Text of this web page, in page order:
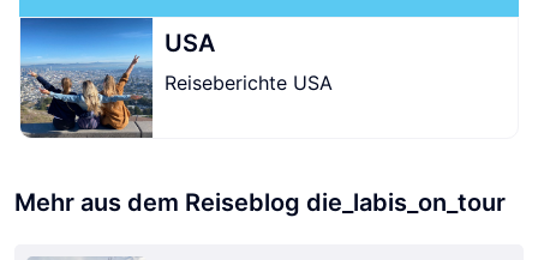
USA
Reiseberichte USA
Mehr aus dem Reiseblog die_labis_on_tour